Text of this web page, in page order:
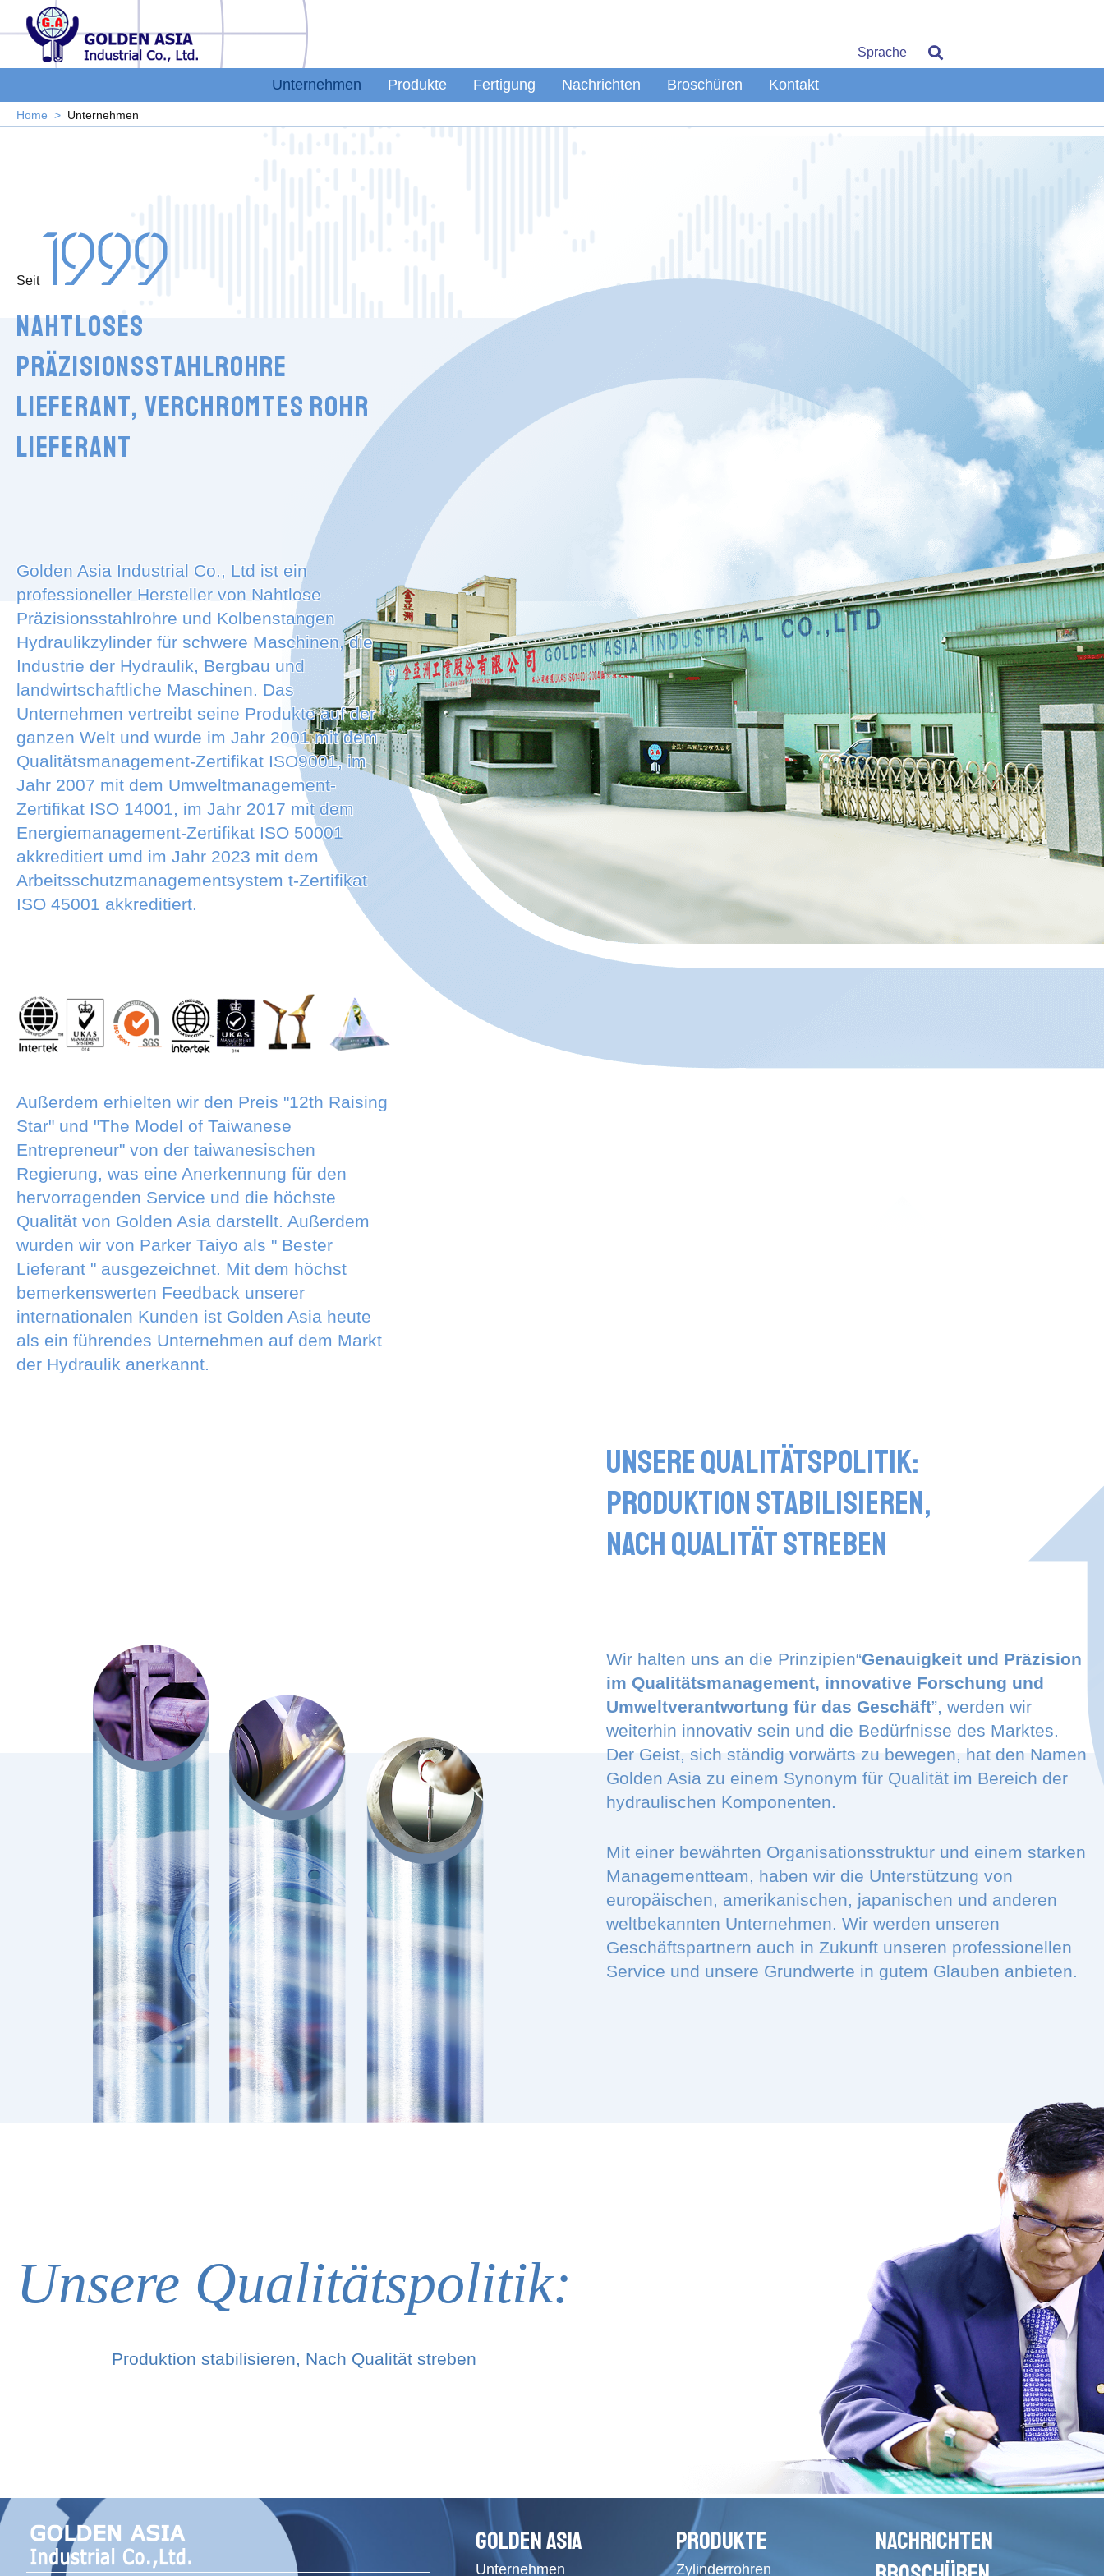
Sprache
Unternehmen Produkte Fertigung Nachrichten Broschüren Kontakt
Home Unternehmen
Seit
Nahtloses
Präzisionsstahlrohre
Lieferant, verchromtes Rohr
Lieferant
Golden Asia Industrial Co., Ltd ist ein
professioneller Hersteller von Nahtlose
Präzisionsstahlrohre und Kolbenstangen
Hydraulikzylinder für schwere Maschinen, die
Industrie der Hydraulik, Bergbau und
landwirtschaftliche Maschinen. Das
Unternehmen vertreibt seine Produkte auf der
ganzen Welt und wurde im Jahr 2001 mit dem
Qualitätsmanagement-Zertifikat ISO9001, im
Jahr 2007 mit dem Umweltmanagement-
Zertifikat ISO 14001, im Jahr 2017 mit dem
Energiemanagement-Zertifikat ISO 50001
akkreditiert umd im Jahr 2023 mit dem
Arbeitsschutzmanagementsystem t-Zertifikat
ISO 45001 akkreditiert.
Außerdem erhielten wir den Preis "12th Raising
Star" und "The Model of Taiwanese
Entrepreneur" von der taiwanesischen
Regierung, was eine Anerkennung für den
hervorragenden Service und die höchste
Qualität von Golden Asia darstellt. Außerdem
wurden wir von Parker Taiyo als " Bester
Lieferant " ausgezeichnet. Mit dem höchst
bemerkenswerten Feedback unserer
internationalen Kunden ist Golden Asia heute
als ein führendes Unternehmen auf dem Markt
der Hydraulik anerkannt.
Unsere Qualitätspolitik:
Produktion stabilisieren,
Nach Qualität streben
Wir halten uns an die Prinzipien“Genauigkeit und Präzision
im Qualitätsmanagement, innovative Forschung und
Umweltverantwortung für das Geschäft”, werden wir
weiterhin innovativ sein und die Bedürfnisse des Marktes.
Der Geist, sich ständig vorwärts zu bewegen, hat den Namen
Golden Asia zu einem Synonym für Qualität im Bereich der
hydraulischen Komponenten.
Mit einer bewährten Organisationsstruktur und einem starken
Managementteam, haben wir die Unterstützung von
europäischen, amerikanischen, japanischen und anderen
weltbekannten Unternehmen. Wir werden unseren
Geschäftspartnern auch in Zukunft unseren professionellen
Service und unsere Grundwerte in gutem Glauben anbieten.
Unsere Qualitätspolitik:
Produktion stabilisieren, Nach Qualität streben
GOLDEN ASIA
Unternehmen
PRODUKTE
Zylinderrohren
NACHRICHTEN